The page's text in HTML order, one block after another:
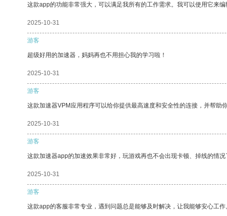
这款app的功能非常强大，可以满足我所有的工作需求。我可以使用它来编
2025-10-31
游客
超级好用的加速器，妈妈再也不用担心我的学习啦！
2025-10-31
游客
这款加速器VPM应用程序可以给你提供最高速度和安全性的连接，并帮助
2025-10-31
游客
这款加速器app的加速效果非常好，玩游戏再也不会出现卡顿、掉线的情
2025-10-31
游客
这款app的客服非常专业，遇到问题总是能够及时解决，让我能够安心工作